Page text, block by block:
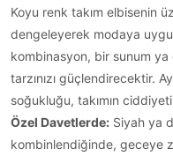
Koyu renk takım elbisenin
dengeleyerek modaya
kombinasyon, bir sunum
tarzınızı güçlendirecektir.
soğukluğu, takımın
Özel Davetlerde: Siyah ya
kombinlendiğinde, geceye